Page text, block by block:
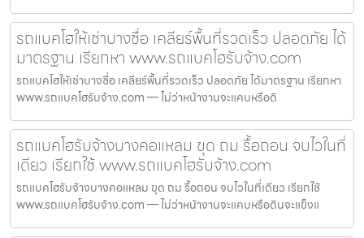
รถแบคโฮให้เช่าบางซื่อ เคลียร์พื้นที่รวดเร็ว ปลอดภัย ได้
มาตรฐาน เรียกหา www.รถแบคโฮรับจ้าง.com
รถแบคโฮให้เช่าบางซื่อ เคลียร์พื้นที่รวดเร็ว ปลอดภัย ได้มาตรฐาน เรียกหา
www.รถแบคโฮรับจ้าง.com — ไม่ว่าหน้างานจะแคบหรือดิ
รถแบคโฮรับจ้างบางคอแหลม ขุด ถม รื้อถอน จบไวในที่
เดียว เรียกใช้ www.รถแบคโฮรับจ้าง.com
รถแบคโฮรับจ้างบางคอแหลม ขุด ถม รื้อถอน จบไวในที่เดียว เรียกใช้
www.รถแบคโฮรับจ้าง.com — ไม่ว่าหน้างานจะแคบหรือดินจะแข็งแ